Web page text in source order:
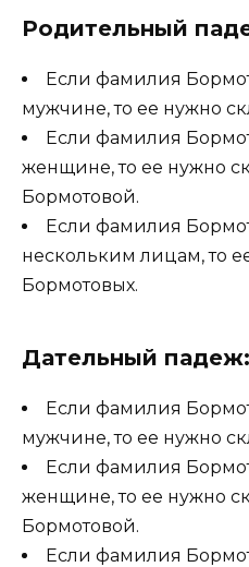
Родительный
Если фамилия
мужчине, то ее нужно
Если фамилия
женщине, то ее нужно
Бормотовой.
Если фамилия
нескольким лицам, то
Бормотовых.
Дательный падеж:
Если фамилия
мужчине, то ее нужно
Если фамилия
женщине, то ее нужно
Бормотовой.
Если фамилия